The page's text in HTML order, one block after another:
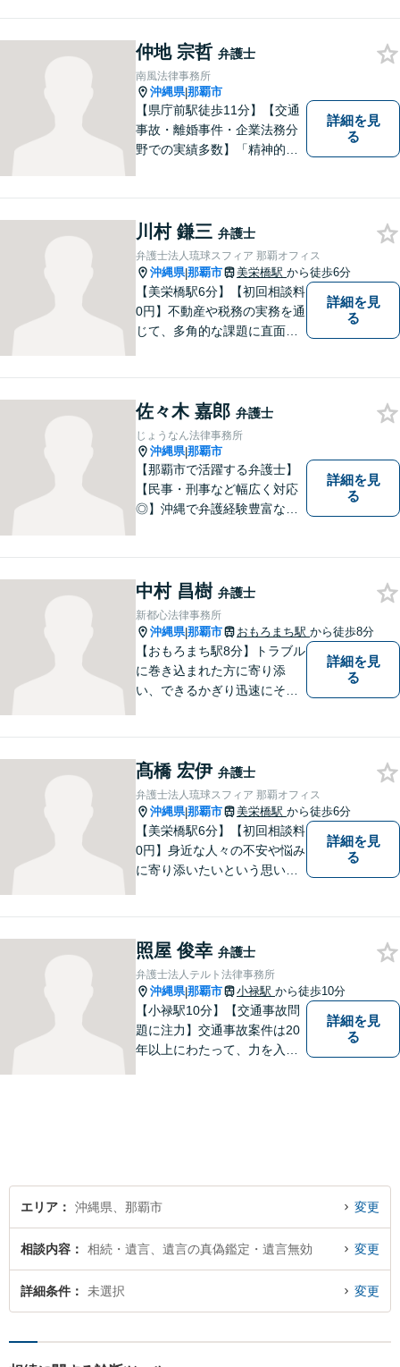
を手掛けていきたいと思って
おります。どうぞよろしくお
願いします。
仲地 宗哲 弁護士
南風法律事務所
沖縄県|那覇市
【県庁前駅徒歩11分】【交通
事故・離婚事件・企業法務分
野での実績多数】「精神的な
ですので、お気軽にご相談く
ださい。個々に応じた解決策
をご提案します。
詳細を見
る
川村 鎌三 弁護士
弁護士法人琉球スフィア 那覇オフィス
沖縄県|那覇市 美栄橋駅 から徒歩6分
【美栄橋駅6分】【初回相談料
0円】不動産や税務の実務を通
じて、多角的な課題に直面す
た。 複雑な問題を一つの窓口
で解決できる存在を目指し、
日々研鑽を重ねています。
詳細を見
る
佐々木 嘉郎 弁護士
じょうなん法律事務所
沖縄県|那覇市
【那覇市で活躍する弁護士】
【民事・刑事など幅広く対応
◎】沖縄で弁護経験豊富な弁
尽力します！皆様のご希望を
丁寧にお聞きします。【牧志
駅・安里駅から徒歩圏】
詳細を見
る
中村 昌樹 弁護士
新都心法律事務所
沖縄県|那覇市 おもろまち駅 から徒歩8分
【おもろまち駅8分】トラブル
に巻き込まれた方に寄り添
い、できるかぎり迅速にそし
婚、借金、相続、交通事故
等、生活上のトラブルがござ
いましたら、お気軽にご相談
下さい。
詳細を見
る
髙橋 宏伊 弁護士
弁護士法人琉球スフィア 那覇オフィス
沖縄県|那覇市 美栄橋駅 から徒歩6分
【美栄橋駅6分】【初回相談料
0円】身近な人々の不安や悩み
に寄り添いたいという思いか
指すことが私の信念です。
【休日面談可】
詳細を見
る
照屋 俊幸 弁護士
弁護士法人テルト法律事務所
沖縄県|那覇市 小禄駅 から徒歩10分
【小禄駅10分】【交通事故問
題に注力】交通事故案件は20
年以上にわたって、力を入れ
詳細を見
る
エリア 沖縄県、那覇市 変更
相談内容 相続・遺言、遺言の真偽鑑定・遺言無効 変更
詳細条件 未選択 変更